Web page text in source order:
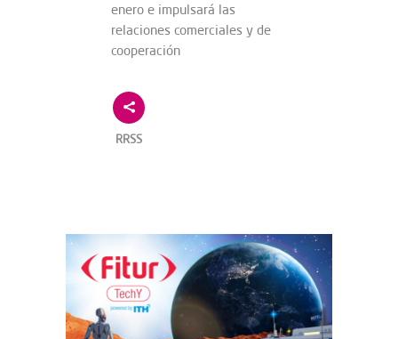
enero e impulsará las
relaciones comerciales y de
cooperación
RRSS